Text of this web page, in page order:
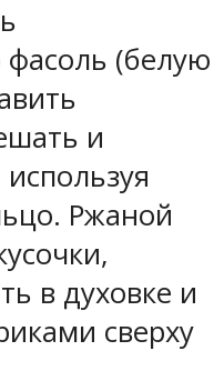
(белую
и
Ржаной
в духовке и
сверху